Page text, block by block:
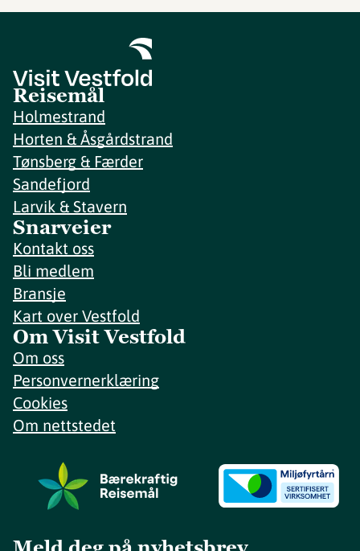
Reisemål
Holmestrand
Horten & Åsgårdstrand
Tønsberg & Færder
Sandefjord
Larvik & Stavern
Snarveier
Kontakt oss
Bli medlem
Bransje
Kart over Vestfold
Om Visit Vestfold
Om oss
Personvernerklæring
Cookies
Om nettstedet